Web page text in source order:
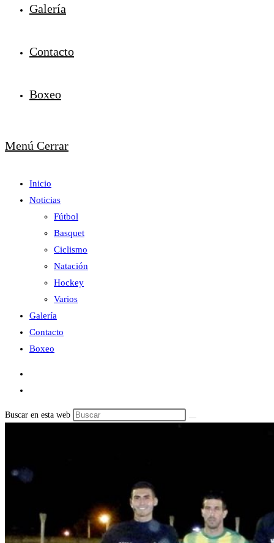
Galería
Contacto
Boxeo
Menú Cerrar
Inicio
Noticias
Fútbol
Basquet
Ciclismo
Natación
Hockey
Varios
Galería
Contacto
Boxeo
Buscar en esta web